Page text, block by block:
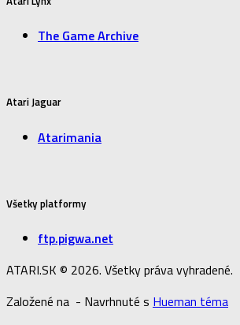
The Game Archive
Atari Jaguar
Atarimania
Všetky platformy
ftp.pigwa.net
ATARI.SK © 2026. Všetky práva vyhradené.
Založené na - Navrhnuté s Hueman téma